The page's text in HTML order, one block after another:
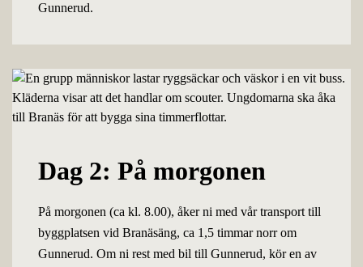
Gunnerud.
Dag 2: På morgonen
På morgonen (ca kl. 8.00), åker ni med vår transport till
byggplatsen vid Branäsäng, ca 1,5 timmar norr om
Gunnerud. Om ni rest med bil till Gunnerud, kör en av